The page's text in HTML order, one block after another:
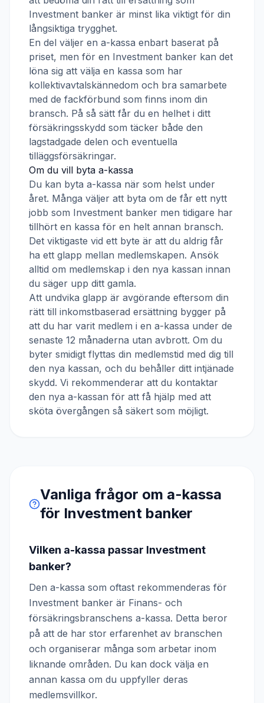
Investment banker är minst lika viktigt för din
långsiktiga trygghet.
En del väljer en a-kassa enbart baserat på
priset, men för en Investment banker kan det
löna sig att välja en kassa som har
kollektivavtalskännedom och bra samarbete
med de fackförbund som finns inom din
bransch. På så sätt får du en helhet i ditt
försäkringsskydd som täcker både den
lagstadgade delen och eventuella
tilläggsförsäkringar.
Om du vill byta a-kassa
Du kan byta a-kassa när som helst under
året. Många väljer att byta om de får ett nytt
jobb som Investment banker men tidigare har
tillhört en kassa för en helt annan bransch.
Det viktigaste vid ett byte är att du aldrig får
ha ett glapp mellan medlemskapen. Ansök
alltid om medlemskap i den nya kassan innan
du säger upp ditt gamla.
Att undvika glapp är avgörande eftersom din
rätt till inkomstbaserad ersättning bygger på
att du har varit medlem i en a-kassa under de
senaste 12 månaderna utan avbrott. Om du
byter smidigt flyttas din medlemstid med dig till
den nya kassan, och du behåller ditt intjänade
skydd. Vi rekommenderar att du kontaktar
den nya a-kassan för att få hjälp med att
sköta övergången så säkert som möjligt.
Vanliga frågor om a-kassa
för Investment banker
Vilken a-kassa passar Investment
banker?
Den a-kassa som oftast rekommenderas för
Investment banker är Finans- och
försäkringsbranschens a-kassa. Detta beror
på att de har stor erfarenhet av branschen
och organiserar många som arbetar inom
liknande områden. Du kan dock välja en
annan kassa om du uppfyller deras
medlemsvillkor.